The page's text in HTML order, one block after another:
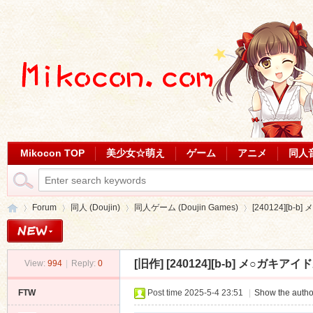
Mikocon TOP 美少女☆萌え ゲーム アニメ 同人
Forum
›
同人 (Doujin) 同人ゲーム (Doujin Games)
›
[240124][b-b]
View: 994 Reply: 0 [旧作] [240124][b-b] メ○ガキアイ
FTW Post time 2025-5-4 23:51 Show the